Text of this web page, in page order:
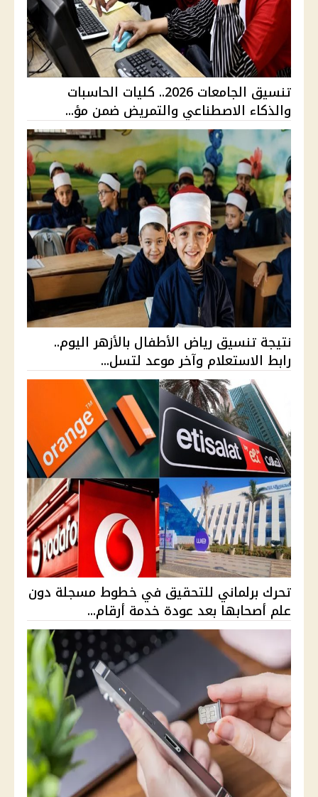
تنسيق الجامعات 2026.. كليات الحاسبات
والذكاء الاصطناعي والتمريض ضمن مؤ...
نتيجة تنسيق رياض الأطفال بالأزهر اليوم..
رابط الاستعلام وآخر موعد لتسل...
تحرك برلماني للتحقيق في خطوط مسجلة دون
علم أصحابها بعد عودة خدمة أرقام...